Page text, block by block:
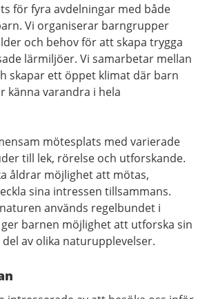
för fyra avdelningar med både
Vi organiserar barngrupper
och behov för att skapa trygga
lärmiljöer. Vi samarbetar mellan
skapar ett öppet klimat där barn
känna varandra i hela
mötesplats med varierade
till lek, rörelse och utforskande.
åldrar möjlighet att mötas,
sina intressen tillsammans.
används regelbundet i
barnen möjlighet att utforska sin
av olika naturupplevelser.